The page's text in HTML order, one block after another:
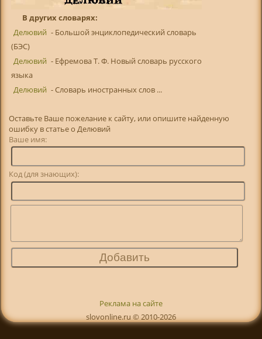
В других словарях:
Делювий - Большой энциклопедический словарь
(БЭС)
Делювий - Ефремова Т. Ф. Новый словарь русского
языка
Делювий - Словарь иностранных слов ...
Оставьте Ваше пожелание к сайту, или опишите найденную
ошибку в статье о Делювий
Ваше имя:
Код (для знающих):
Реклама на сайте
slovonline.ru © 2010-2026